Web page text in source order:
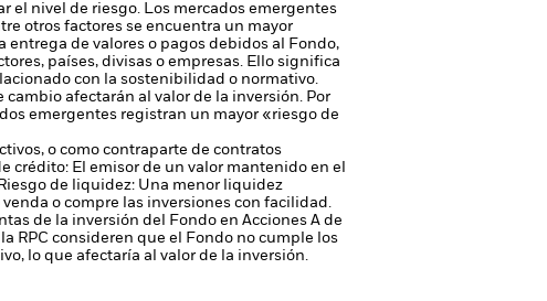
el nivel de riesgo. Los mercados emergentes
otros factores se encuentra un mayor
de valores o pagos debidos al Fondo,
países, divisas o empresas. Ello significa
con la sostenibilidad o normativo.
cambio afectarán al valor de la inversión. Por
emergentes registran un mayor «riesgo de
o como contraparte de contratos
crédito: El emisor de un valor mantenido en el
Riesgo de liquidez: Una menor liquidez
o compre las inversiones con facilidad.
de la inversión del Fondo en Acciones A de
RPC consideren que el Fondo no cumple los
lo que afectaría al valor de la inversión.